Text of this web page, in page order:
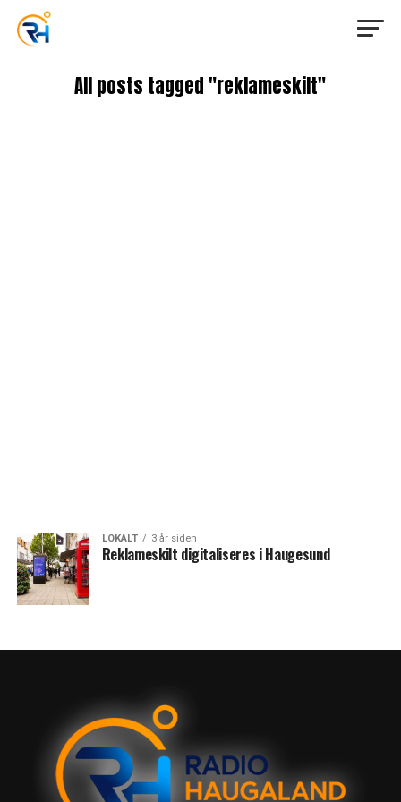
All posts tagged "reklameskilt"
LOKALT 3 år siden
Reklameskilt digitaliseres i Haugesund